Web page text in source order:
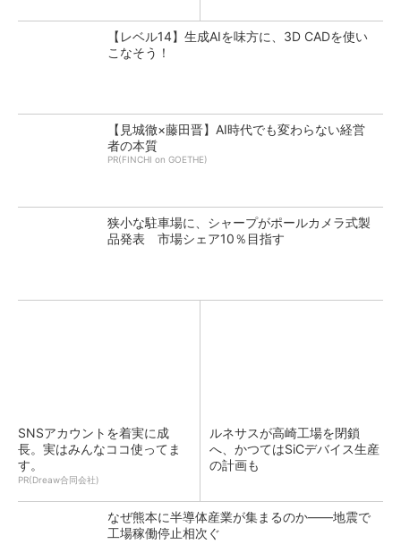
【レベル14】生成AIを味方に、3D CADを使い
こなそう！
【見城徹×藤田晋】AI時代でも変わらない経営
者の本質
PR(FINCHI on GOETHE)
狭小な駐車場に、シャープがポールカメラ式製
品発表 市場シェア10％目指す
SNSアカウントを着実に成
長。実はみんなココ使ってま
す。
PR(Dreaw合同会社)
ルネサスが高崎工場を閉鎖
へ、かつてはSiCデバイス生産
の計画も
なぜ熊本に半導体産業が集まるのか――地震で
工場稼働停止相次ぐ